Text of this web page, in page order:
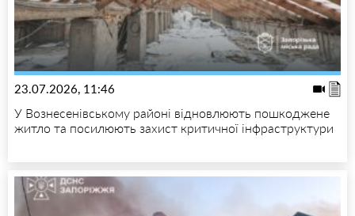
23.07.2026, 11:46
У Вознесенівському районі відновлюють пошкоджене
житло та посилюють захист критичної інфраструктури